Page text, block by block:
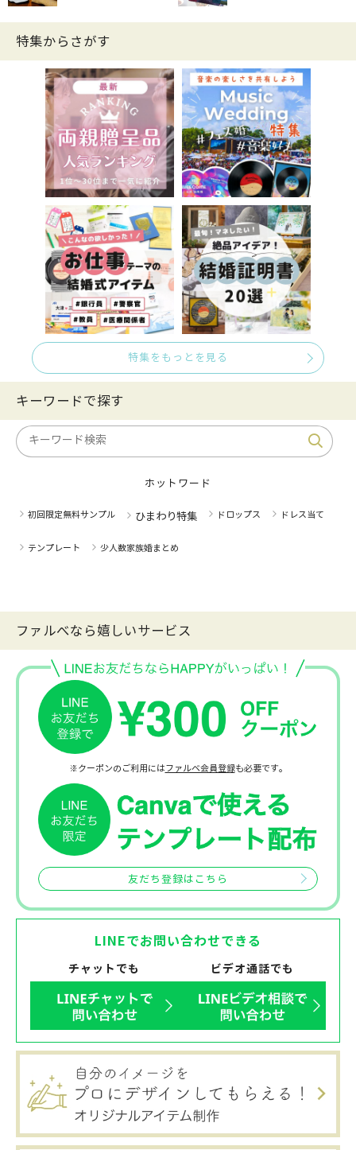
特集からさがす
特集をもっとを見る
キーワードで探す
ホットワード
初回限定無料サンプル ひまわり特集 ドロップス ドレス当て
テンプレート 少人数家族婚まとめ
ファルべなら嬉しいサービス
※クーポンのご利用にはファルベ会員登録も必要です。
友だち登録はこちら
LINEでお問い合わせできる
チャットでも ビデオ通話でも